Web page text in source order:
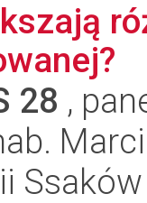
28 ,
Ssaków